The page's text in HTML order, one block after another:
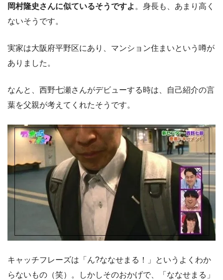
岡村隆史さんに似ているそうですよ 。身長も、あまり高く
ないそうです。
実家は大阪府平野区にあり、マンション住まいという噂が
ありました。
なんと、西野七瀬さんがデビューする時は、自己紹介の言
葉を父親が考えてくれたそうです。
キャッチフレーズは「ん?ななせまる！」というよくわか
らないもの（笑）。しかしそのおかげで、「ななせまる」